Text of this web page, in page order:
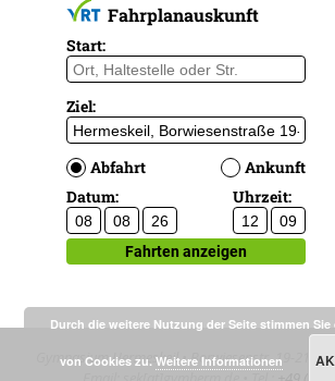
Gymnasium Hermeskeil • Borwiesenstr. 19-21 •
Durch die weitere Nutzung der Seite stimmen Sie
von Cookies zu.Weitere Informationen